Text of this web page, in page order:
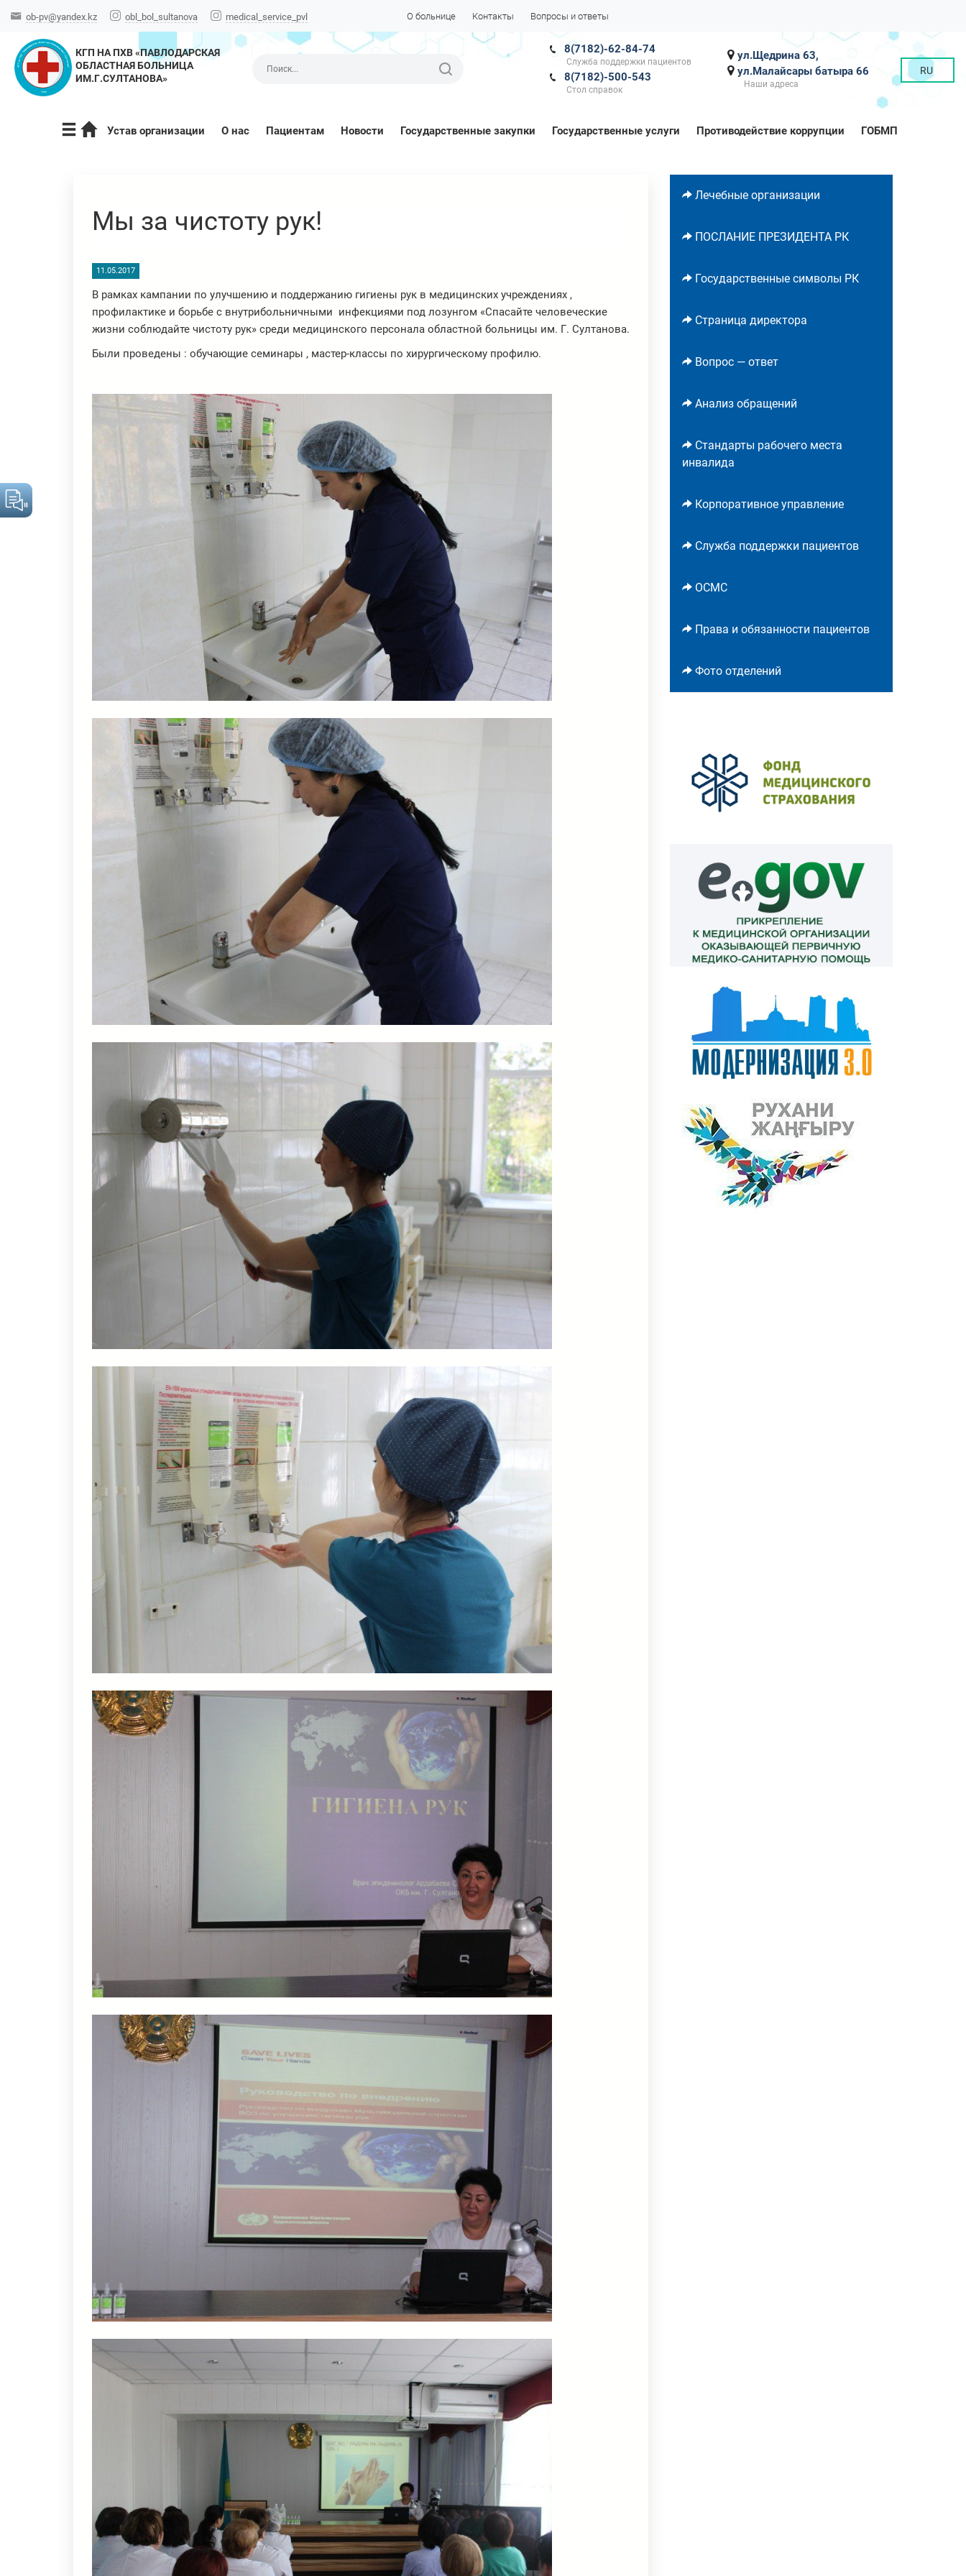
ob-pv@yandex.kz obl_bol_sultanova medical_service_pvl О больнице Контакты Вопросы и ответы
КГП НА ПХВ «ПАВЛОДАРСКАЯ
ОБЛАСТНАЯ БОЛЬНИЦА
ИМ.Г.СУЛТАНОВА»
RU
ул.Щедрина 63,
ул.Малайсары батыра 66
Наши адреса
8(7182)-62-84-74
Служба поддержки пациентов
8(7182)-500-543
Стол справок
Устав организации О нас Пациентам Новости Государственные закупки Государственные услуги Противодействие коррупции ГОБМП
Мы за чистоту рук!
11.05.2017
В рамках кампании по улучшению и поддержанию гигиены рук в медицинских учреждениях ,
профилактике и борьбе с внутрибольничными инфекциями под лозунгом «Спасайте человеческие
жизни соблюдайте чистоту рук» среди медицинского персонала областной больницы им. Г. Султанова.
Были проведены : обучающие семинары , мастер-классы по хирургическому профилю.
Лечебные организации
ПОСЛАНИЕ ПРЕЗИДЕНТА РК
Государственные символы РК
Страница директора
Вопрос — ответ
Анализ обращений
Стандарты рабочего места
инвалида
Корпоративное управление
Служба поддержки пациентов
ОСМС
Права и обязанности пациентов
Фото отделений